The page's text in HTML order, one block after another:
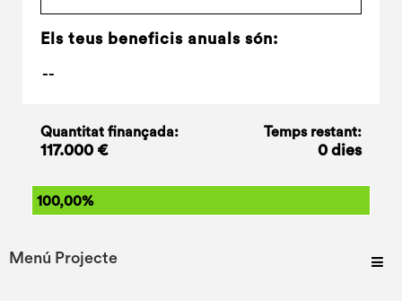
Els teus beneficis anuals són:
Quantitat finançada:
117.000 €
Temps restant:
0 dies
100,00%
Menú Projecte